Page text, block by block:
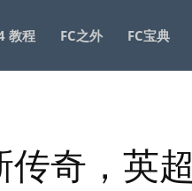
教程 FC之外 FC宝典
传奇，英超